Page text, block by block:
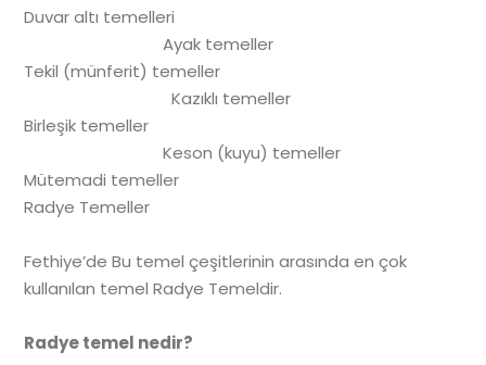
Duvar altı temelleri
Ayak temeller
Tekil (münferit) temeller
Kazıklı temeller
Birleşik temeller
Keson (kuyu) temeller
Mütemadi temeller
Radye Temeller
Fethiye’de Bu temel çeşitlerinin arasında en çok
kullanılan temel Radye Temeldir.
Radye temel nedir?